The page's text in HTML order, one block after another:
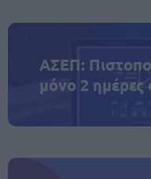
ΑΣΕΠ:
μόνο 2 ημέρες